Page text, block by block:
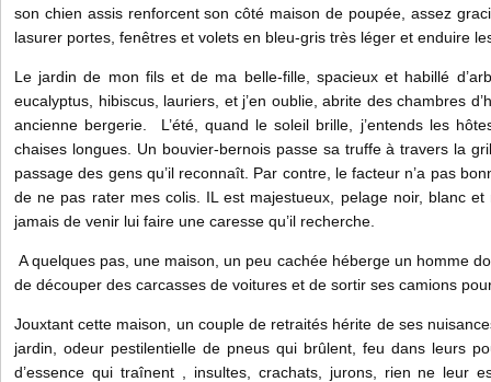
son chien assis renforcent son côté maison de poupée, assez
lasurer portes, fenêtres et volets en bleu-gris très léger et enduire
Le jardin de mon fils et de ma belle-fille, spacieux et habillé
eucalyptus, hibiscus, lauriers, et j’en oublie, abrite des chambres
ancienne bergerie. L’été, quand le soleil brille, j’entends les
chaises longues. Un bouvier-bernois passe sa truffe à travers la
passage des gens qu’il reconnaît. Par contre, le facteur n’a pas
de ne pas rater mes colis. IL est majestueux, pelage noir, blanc et
jamais de venir lui faire une caresse qu’il recherche.
A quelques pas, une maison, un peu cachée héberge un homme
de découper des carcasses de voitures et de sortir ses camions
Jouxtant cette maison, un couple de retraités hérite de ses
jardin, odeur pestilentielle de pneus qui brûlent, feu dans leurs
d’essence qui traînent , insultes, crachats, jurons, rien ne leur